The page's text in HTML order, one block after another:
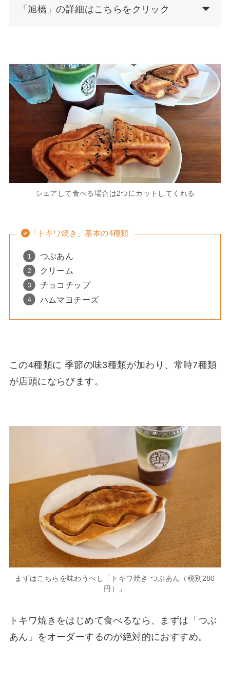
「旭橋」の詳細はこちらをクリック
シェアして食べる場合は2つにカットしてくれる
「トキワ焼き」基本の4種類
つぶあん
クリーム
チョコチップ
ハムマヨチーズ
この4種類に 季節の味3種類が加わり、常時7種類
が店頭にならびます。
まずはこちらを味わうべし「トキワ焼き つぶあん（税別280
円）」
トキワ焼きをはじめて食べるなら、まずは「つぶ
あん」をオーダーするのが絶対的におすすめ。